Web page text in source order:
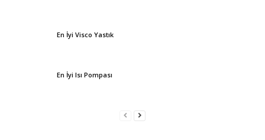
En İyi Visco Yastık
En İyi Isı Pompası